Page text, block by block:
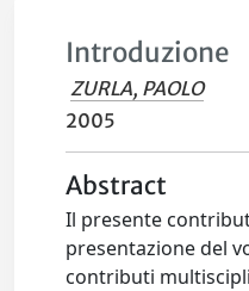
Introduzione
ZURLA, PAOLO
2005
Abstract
Il presente
presentazione del
contributi